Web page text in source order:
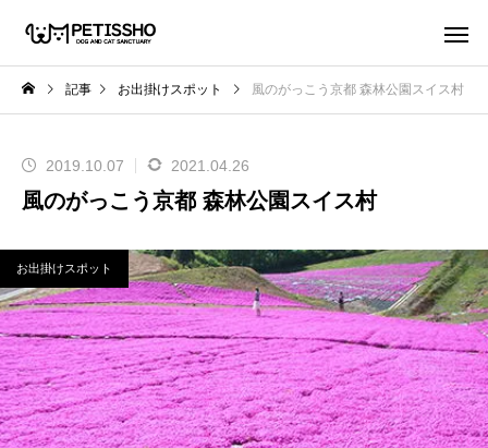
記事 お出掛けスポット 風のがっこう京都 森林公園スイス村
2019.10.07 2021.04.26
風のがっこう京都 森林公園スイス村
お出掛けスポット